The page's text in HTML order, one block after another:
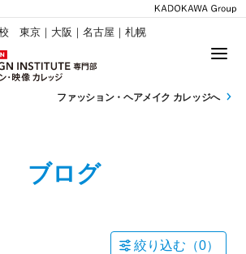
東京｜大阪｜名古屋｜札幌
ファッション・ ヘアメイク カレッジへ
ブログ
絞り込む（0）